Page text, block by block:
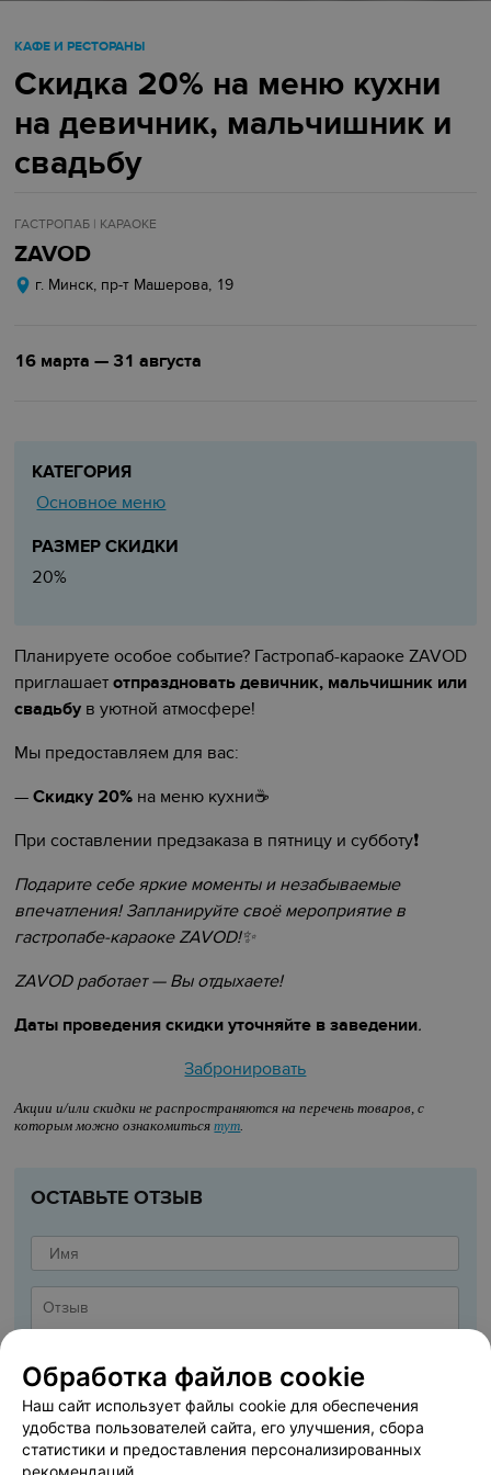
КАФЕ И РЕСТОРАНЫ
Скидка 20% на меню кухни
на девичник, мальчишник и
свадьбу
ГАСТРОПАБ | КАРАОКЕ
ZAVOD
г. Минск, пр-т Машерова, 19
16 марта — 31 августа
КАТЕГОРИЯ
Основное меню
РАЗМЕР СКИДКИ
20%
Планируете особое событие? Гастропаб-караоке ZAVOD
приглашает отпраздновать девичник, мальчишник или
свадьбу в уютной атмосфере!
Мы предоставляем для вас:
—Скидку 20% на меню кухни☕️
При составлении предзаказа в пятницу и субботу❗
Подарите себе яркие моменты и незабываемые
впечатления! Запланируйте своё мероприятие в
гастропабе-караоке ZAVOD!✨️️️
ZAVOD работает— Вы отдыхаете!
Даты проведения скидки уточняйте в заведении.
Забронировать
Акции и/или скидки не распространяются на перечень товаров, с
которым можно ознакомитьсятут.
ОСТАВЬТЕ ОТЗЫВ
Обработка файлов cookie
Наш сайт использует файлы cookie для обеспечения
удобства пользователей сайта, его улучшения, сбора
статистики и предоставления персонализированных
рекомендаций.